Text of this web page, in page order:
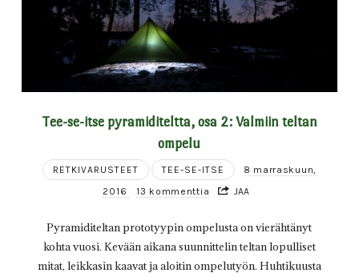
Tee-se-itse pyramiditeltta, osa 2: Valmiin teltan
ompelu
RETKIVARUSTEET TEE-SE-ITSE
8 marraskuun,
2016
13 kommenttia JAA
Pyramiditeltan prototyypin ompelusta on vierähtänyt
kohta vuosi. Kevään aikana suunnittelin teltan lopulliset
mitat, leikkasin kaavat ja aloitin ompelutyön. Huhtikuusta